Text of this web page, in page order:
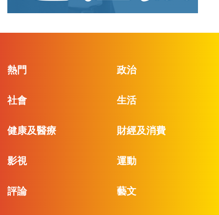
熱門 政治
社會 生活
健康及醫療 財經及消費
影視 運動
評論 藝文